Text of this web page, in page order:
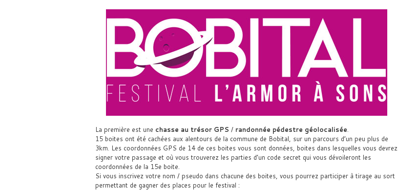
La première est une chasse au trésor GPS / randonnée pédestre géolocalisée.
15 boites ont été cachées aux alentours de la commune de Bobital, sur un parcours d’un peu plus de
3km. Les coordonnées GPS de 14 de ces boites vous sont données, boites dans lesquelles vous devrez
signer votre passage et où vous trouverez les parties d’un code secret qui vous dévoileront les
coordonnées de la 15e boite.
Si vous inscrivez votre nom / pseudo dans chacune des boites, vous pourrez participer à tirage au sort
permettant de gagner des places pour le festival :